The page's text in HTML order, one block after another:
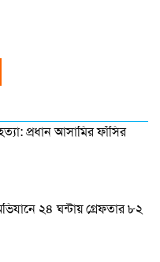
প্রধান আসামির ফাঁসির
২৪ ঘন্টায় গ্রেফতার ৮২